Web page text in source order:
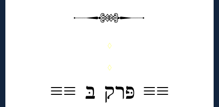
◊
◊
≡≡ פּרק בּ ≡≡